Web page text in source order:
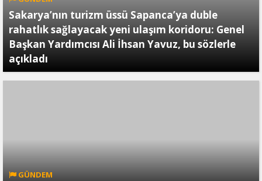
Sakarya’nın turizm üssü Sapanca’ya duble
rahatlık sağlayacak yeni ulaşım koridoru: Genel
Başkan Yardımcısı Ali İhsan Yavuz, bu sözlerle
açıkladı
GÜNDEM